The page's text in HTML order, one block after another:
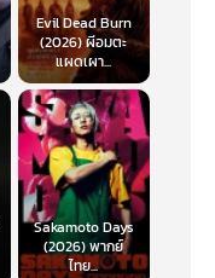
Evil Dead Burn
(2026) ผีอมตะ
แผดเผา...
Sakamoto Days
(2026) พากย์
ไทย...